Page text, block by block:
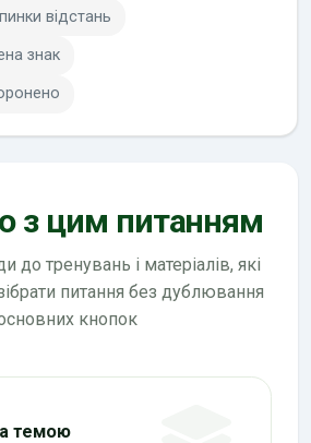
відстань
знак
з цим питанням
до тренувань і матеріалів, які
питання без дублювання
кнопок
темою